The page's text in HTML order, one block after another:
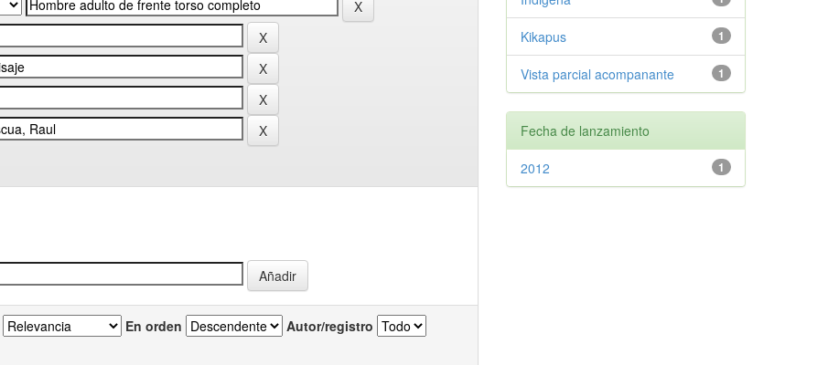
En orden Autor/registro
1
Kikapus
1
Vista parcial acompanante
Fecha de lanzamiento
1
2012